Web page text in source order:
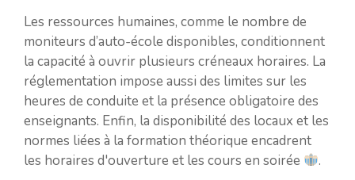
Les ressources humaines, comme le nombre de
moniteurs d’auto-école disponibles, conditionnent
la capacité à ouvrir plusieurs créneaux horaires. La
réglementation impose aussi des limites sur les
heures de conduite et la présence obligatoire des
enseignants. Enfin, la disponibilité des locaux et les
normes liées à la formation théorique encadrent
les horaires d'ouverture et les cours en soirée
.